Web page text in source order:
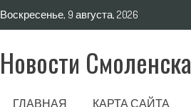
Воскресенье, 9 августа, 2026
Новости Смоленска
ГЛАВНАЯ КАРТА САЙТА